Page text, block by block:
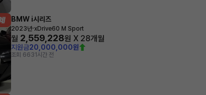
BMW i시리즈
2023년·xDrive60 M Sport
월 2,559,228원 X 28개월
지원금20,000,000원
조회 6631시간 전